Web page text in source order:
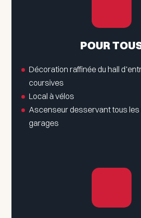
POUR
Décoration raffinée du hall
coursives
Local à vélos
Ascenseur desservant tous les
garages